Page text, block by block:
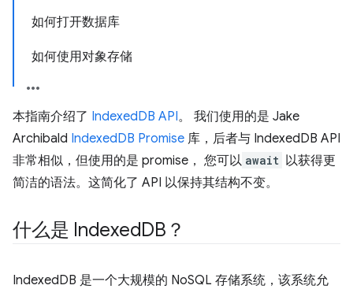
如何打开数据库
如何使用对象存储
本指南介绍了 IndexedDB API。 我们使用的是 Jake
Archibald IndexedDB Promise 库，后者与 IndexedDB API
非常相似，但使用的是 promise， 您可以 await 以获得更
简洁的语法。这简化了 API 以保持其结构不变。
什么是 IndexedDB？
IndexedDB 是一个大规模的 NoSQL 存储系统，该系统允